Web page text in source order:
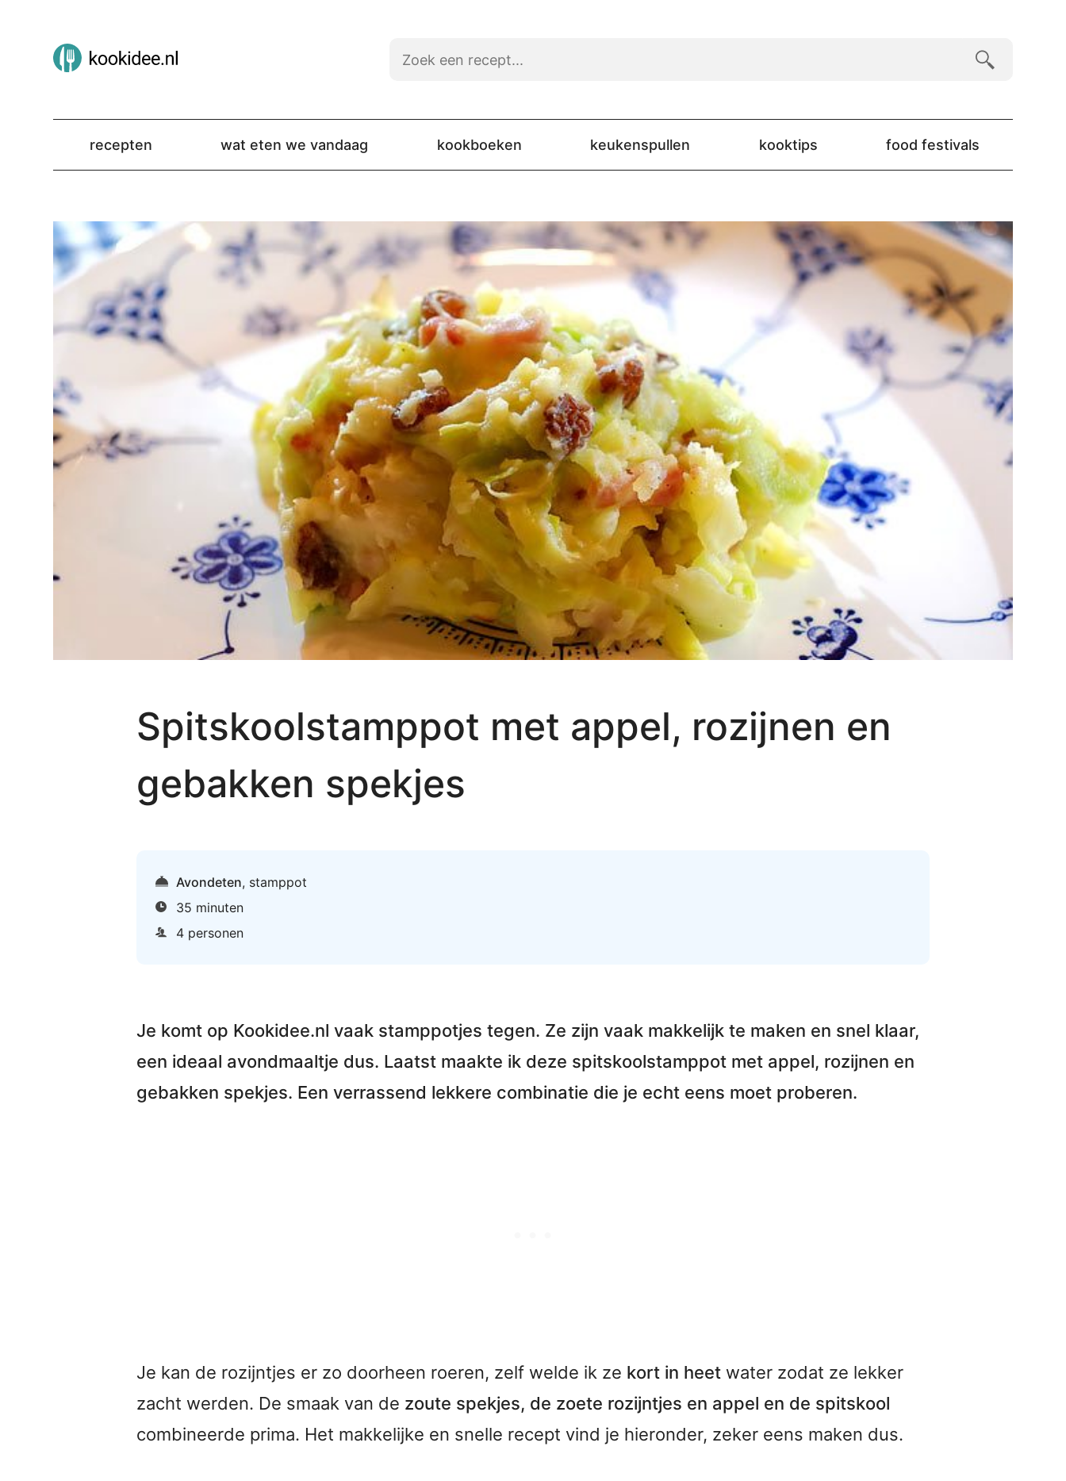
recepten wat eten we vandaag kookboeken keukenspullen kooktips food festivals
Spitskoolstamppot met appel, rozijnen en
gebakken spekjes
Avondeten, stamppot
35 minuten
4 personen
Je komt op Kookidee.nl vaak stamppotjes tegen. Ze zijn vaak makkelijk te maken en snel klaar,
een ideaal avondmaaltje dus. Laatst maakte ik deze spitskoolstamppot met appel, rozijnen en
gebakken spekjes. Een verrassend lekkere combinatie die je echt eens moet proberen.
Je kan de rozijntjes er zo doorheen roeren, zelf welde ik ze kort in heet water zodat ze lekker
zacht werden. De smaak van de zoute spekjes, de zoete rozijntjes en appel en de spitskool
combineerde prima. Het makkelijke en snelle recept vind je hieronder, zeker eens maken dus.